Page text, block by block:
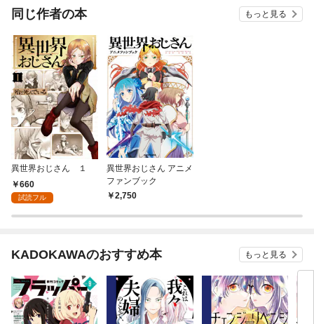
同じ作者の本 もっと見る
異世界おじさん １
660
試読フル
異世界おじさん アニメ
ファンブック
2,750
KADOKAWAのおすすめ本 もっと見る